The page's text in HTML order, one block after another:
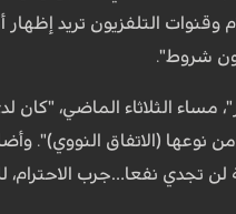
التلفزيون تريد
شروط".
الثلاثاء الماضي، "كان
نوعها (الاتفاق النووي)".
تجدي نفعا…جرب الاحترام،